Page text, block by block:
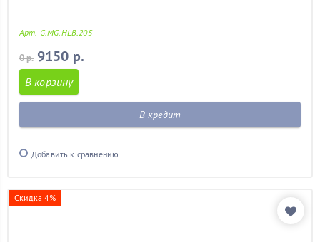
Арт. G.MG.HLB.205
0 р. 9150 р.
В корзину
В кредит
Добавить к сравнению
Скидка 4%